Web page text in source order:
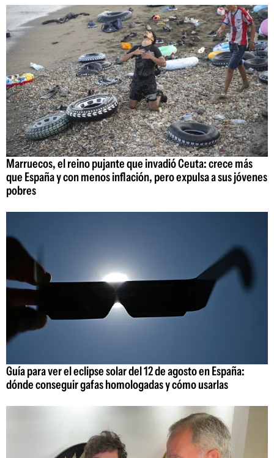
Marruecos, el reino pujante que invadió Ceuta: crece más
que España y con menos inflación, pero expulsa a sus jóvenes
pobres
Guía para ver el eclipse solar del 12 de agosto en España:
dónde conseguir gafas homologadas y cómo usarlas